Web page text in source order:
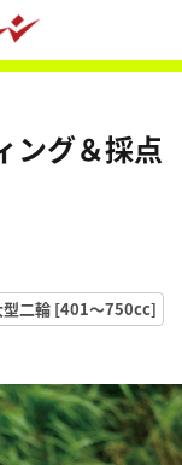
ング＆採点
型二輪 [401〜750cc]